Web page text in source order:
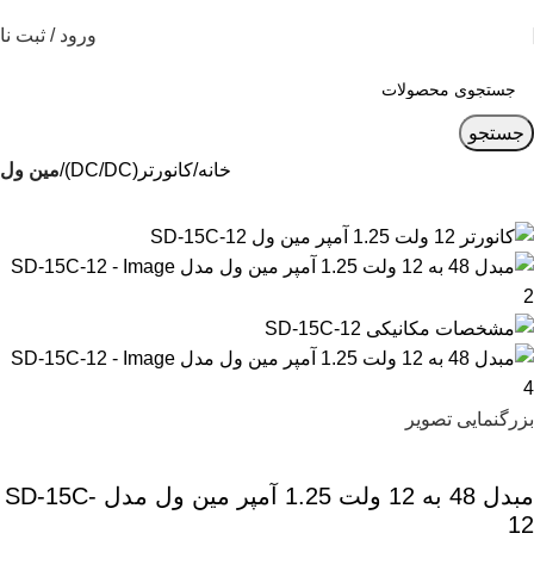
ورود / ثبت
جستجو
خانه کانورتر(DC/DC) مین ول
بزرگنمایی تصویر
مبدل 48 به 12 ولت 1.25 آمپر مین ول مدل SD-15C-
12